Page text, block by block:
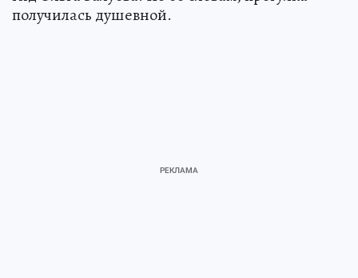
получилась душевной.